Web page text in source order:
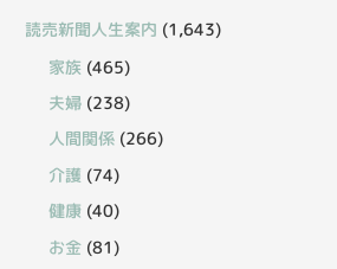
読売新聞人生案内 (1,643)
家族 (465)
夫婦 (238)
人間関係 (266)
介護 (74)
健康 (40)
お金 (81)